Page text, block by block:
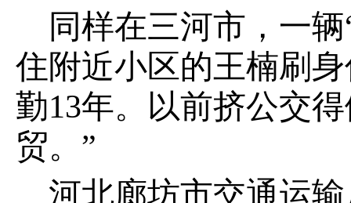
同样在三河市，一
住附近小区的王楠刷
勤13年。以前挤公交
贸。”
河北廊坊市交通运